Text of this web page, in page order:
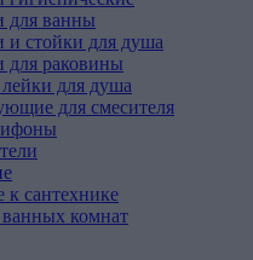
для ванны
и стойки для душа
для раковины
для душа
для смесителя
к сантехнике
ванных комнат